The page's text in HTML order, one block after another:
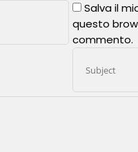
Salva il
questo
commento.